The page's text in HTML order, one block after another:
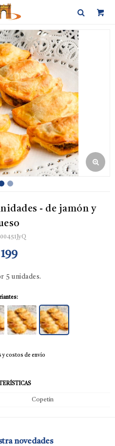
- de jamón y
199
5 unidades.
y costos de envío
Copetín
novedades